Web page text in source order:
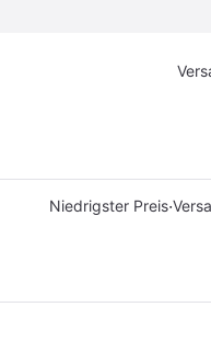
Niedrigster Preis·